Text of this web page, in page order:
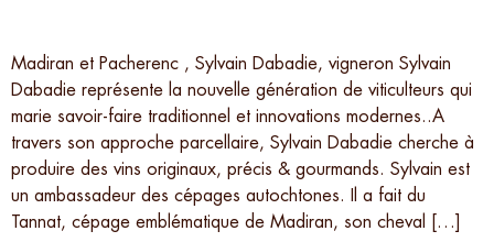
Madiran et Pacherenc , Sylvain Dabadie, vigneron Sylvain
Dabadie représente la nouvelle génération de viticulteurs qui
marie savoir-faire traditionnel et innovations modernes..A
travers son approche parcellaire, Sylvain Dabadie cherche à
produire des vins originaux, précis & gourmands. Sylvain est
un ambassadeur des cépages autochtones. Il a fait du
Tannat, cépage emblématique de Madiran, son cheval […]